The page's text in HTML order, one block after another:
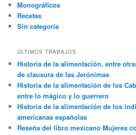
Monográficos
Recetas
Sin categoría
ÚLTIMOS TRABAJOS
Historia de la alimentación, entre
de clausura de las Jerónimas
Historia de la alimentación de los
entre lo mágico y lo guerrero
Historia de la alimentación de los
americanas españolas
Reseña del libro mexicano Mujeres